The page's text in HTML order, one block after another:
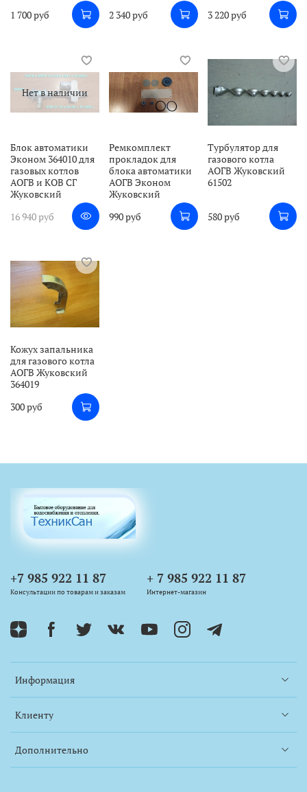
1 700 руб
2 340 руб
3 220 руб
Нет в наличии
Блок автоматики
Эконом 364010 для
газовых котлов
АОГВ и КОВ СГ
Жуковский
16 940 руб
Ремкомплект
прокладок для
блока автоматики
АОГВ Эконом
Жуковский
990 руб
Турбулятор для
газового котла
АОГВ Жуковский
61502
580 руб
Кожух запальника
для газового котла
АОГВ Жуковский
364019
300 руб
Информация
Клиенту
Дополнительно
+7 985 922 11 87
Консультации по товарам и заказам
+ 7 985 922 11 87
Интернет-магазин